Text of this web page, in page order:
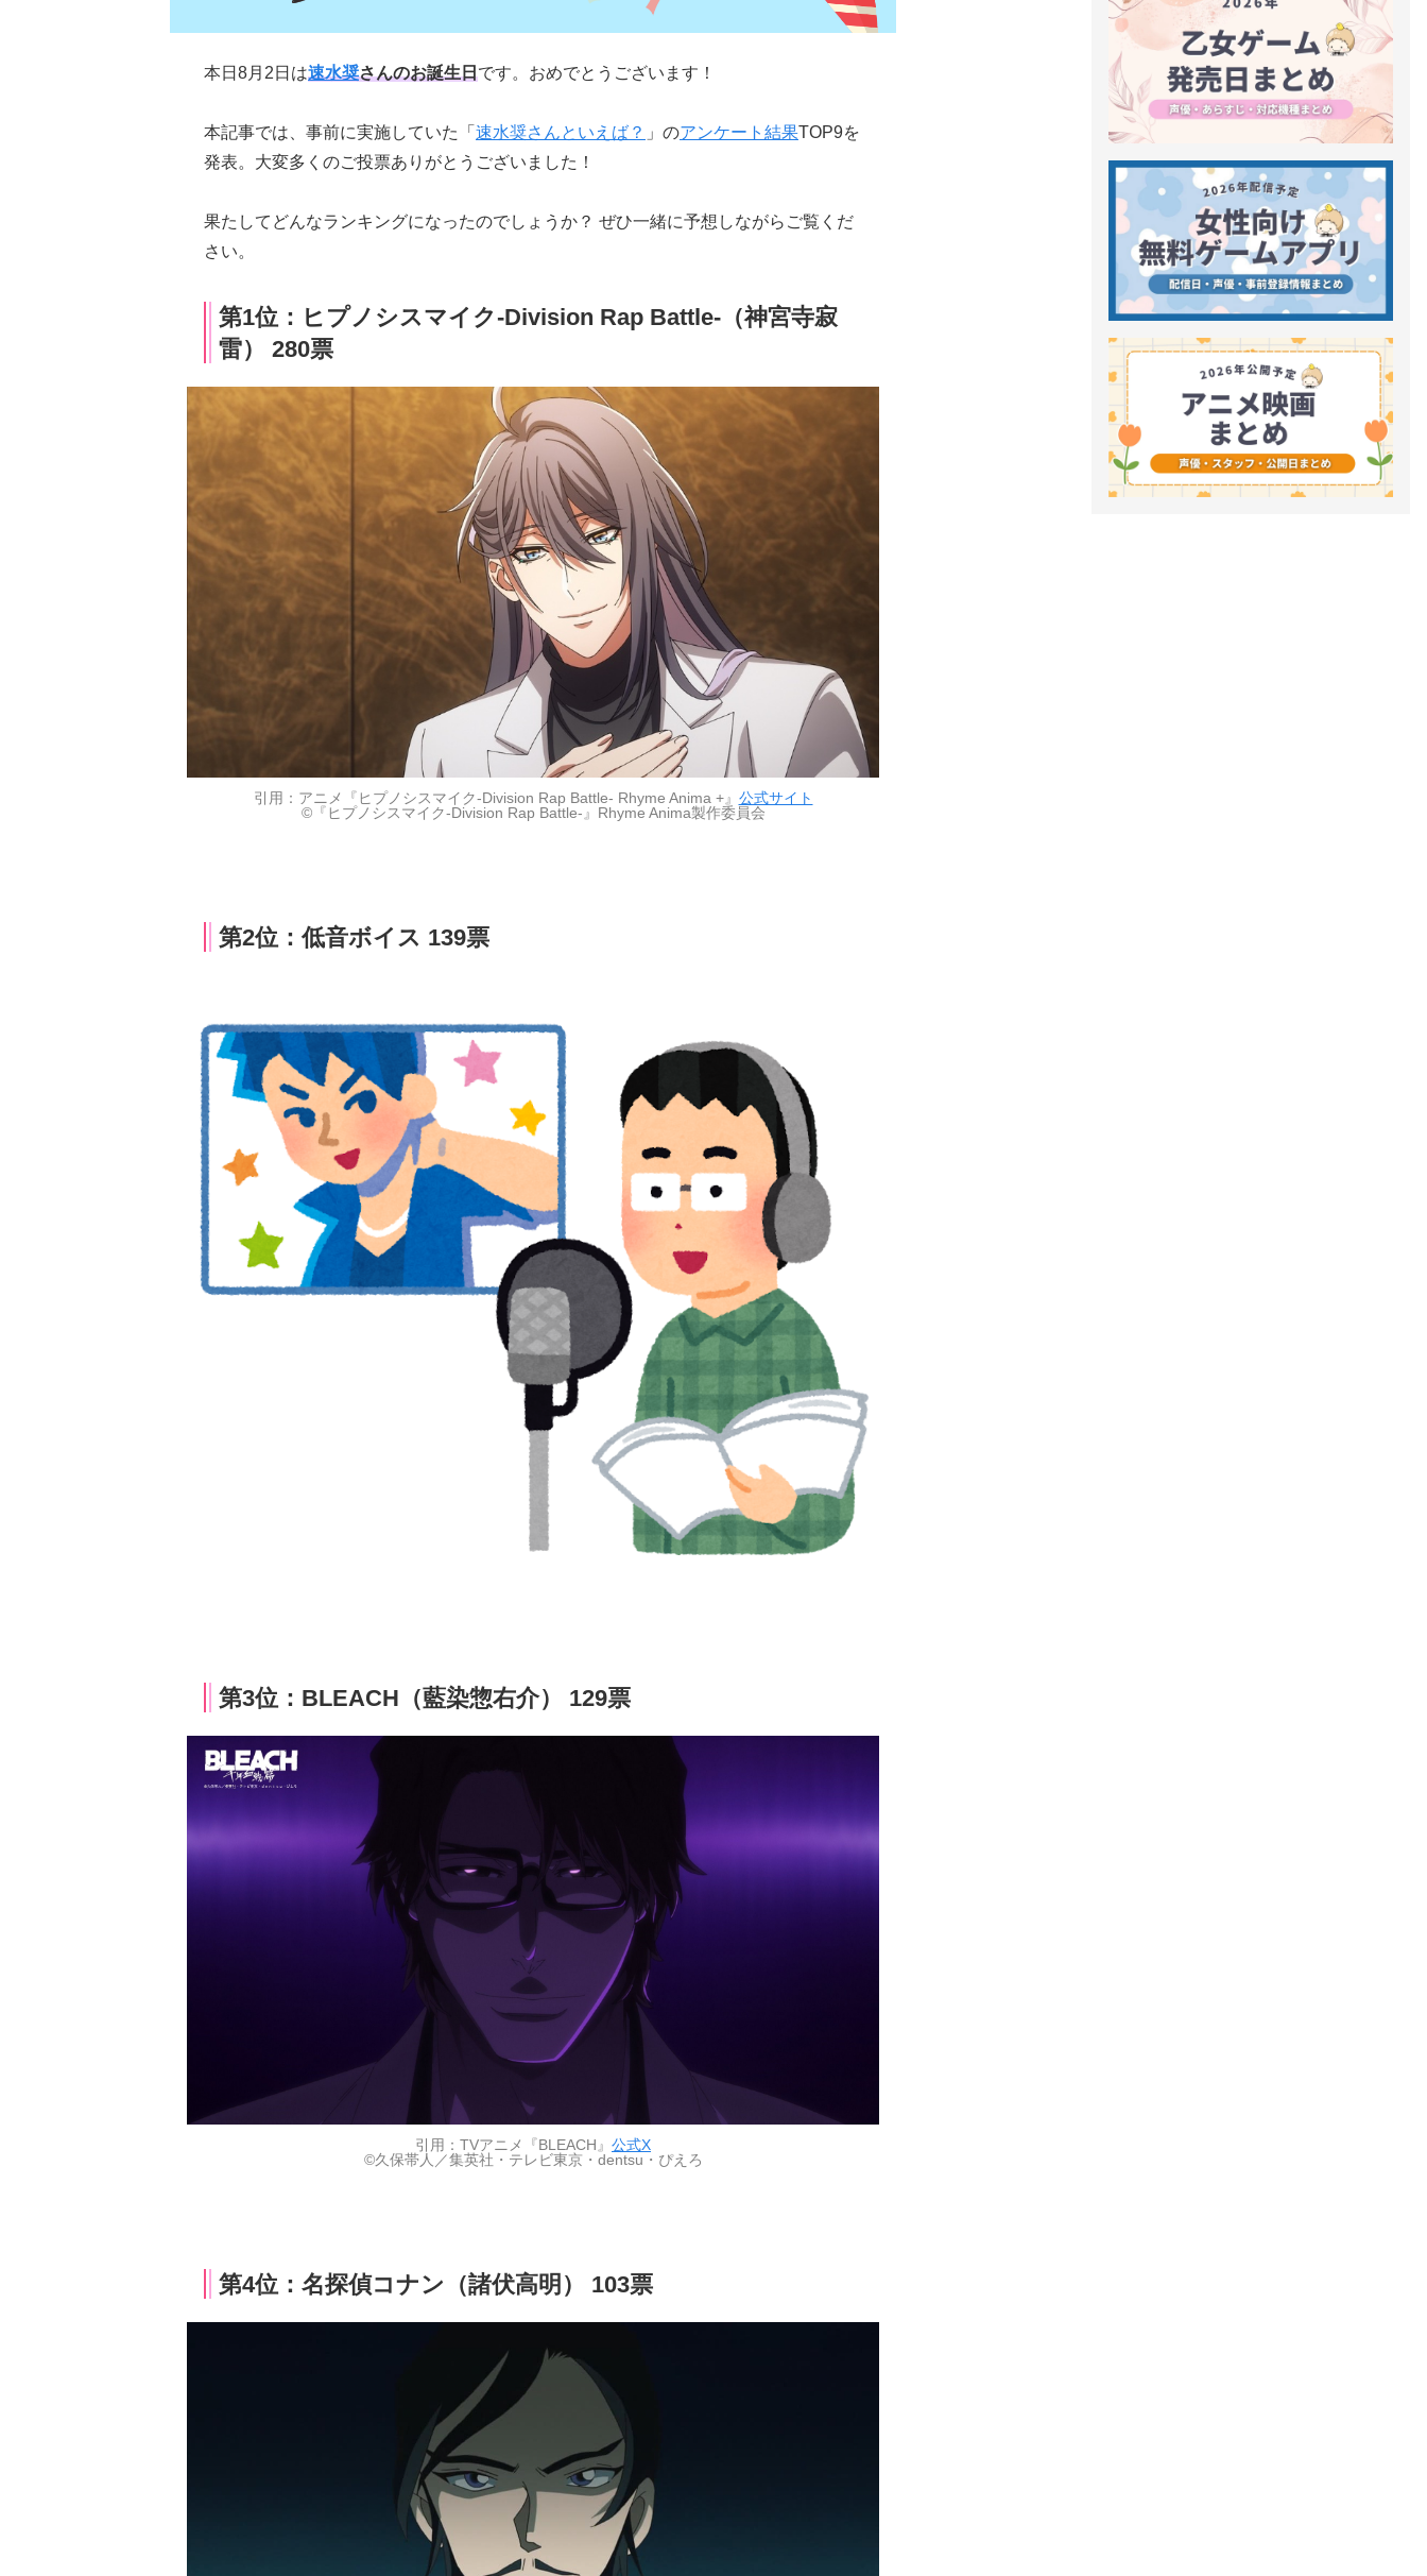
本日8月2日は速水奨さんのお誕生日です。おめでとうございます！
本記事では、事前に実施していた「 速水奨さんといえば？ 」のアンケート結果TOP9を
発表。大変多くのご投票ありがとうございました！
果たしてどんなランキングになったのでしょうか？ ぜひ一緒に予想しながらご覧くだ
さい。
第1位：ヒプノシスマイク-Division Rap Battle-（神宮寺寂
雷） 280票
引用：アニメ『ヒプノシスマイク-Division Rap Battle- Rhyme Anima +』 公式サイト
©『ヒプノシスマイク-Division Rap Battle-』Rhyme Anima製作委員会
第2位：低音ボイス 139票
第3位：BLEACH（藍染惣右介） 129票
引用：TVアニメ『BLEACH』 公式X
©久保帯人／集英社・テレビ東京・dentsu・ぴえろ
第4位：名探偵コナン（諸伏高明） 103票